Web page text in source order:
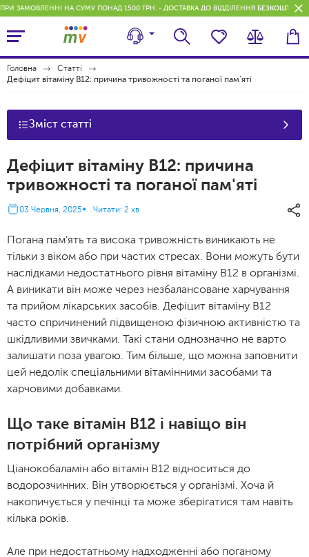
ПРИ ЗАМОВЛЕННІ НА СУМУ ПОНАД 1500 ГРН. - ДОСТАВКА ДО ВІДДІЛЕННЯ
Головна
Статті
Дефіцит вітаміну В12: причина тривожності та поганої пам'яті
Зміст статті
Дефіцит вітаміну В12: причина
тривожності та поганої пам'яті
03 Червня, 2025 Читати: 2 хв
Погана пам'ять та висока тривожність виникають не
тільки з віком або при частих стресах. Вони можуть бути
наслідками недостатнього рівня вітаміну В12 в організмі.
А виникати він може через незбалансоване харчування
та прийом лікарських засобів. Дефіцит вітаміну В12
часто спричинений підвищеною фізичною активністю та
шкідливими звичками. Такі стани однозначно не варто
залишати поза увагою. Тим більше, що можна заповнити
цей недолік спеціальними вітамінними засобами та
харчовими добавками.
Що таке вітамін B12 і навіщо він
потрібний організму
Ціанокобаламін або вітамін В12 відноситься до
водорозчинних. Він утворюється у організмі. Хоча й
накопичується у печінці та може зберігатися там навіть
кілька років.
Але при недостатньому надходженні або поганому